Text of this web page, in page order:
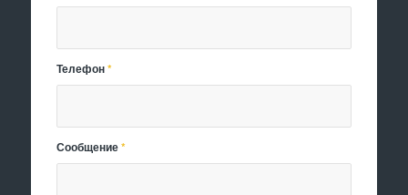
Телефон*
Сообщение*